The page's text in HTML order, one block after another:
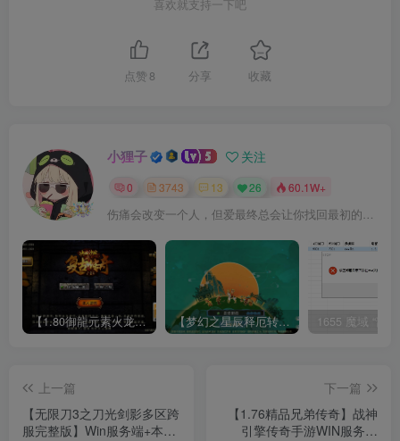
喜欢就支持一下吧
点赞 8 分享 收藏
小狸子 关注
0 3743 13 26 60.1W+
伤痛会改变一个人，但爱最终总会让你找回最初的自己
【1.80御龍元素火龙[摸摸登陆器]】战神引擎WIN服务端+GM工具+充值后台+双端+架设教程 【梦幻之星辰释厄转尊享挂机版】MT3换皮梦幻西游Linux服务端+GM后台+双端+源码+架设教程
上一篇
【无限刀3之刀光剑影多区跨
服完整版】Win服务端+本地
下一篇
【1.76精品兄弟传奇】战神
引擎传奇手游WIN服务端